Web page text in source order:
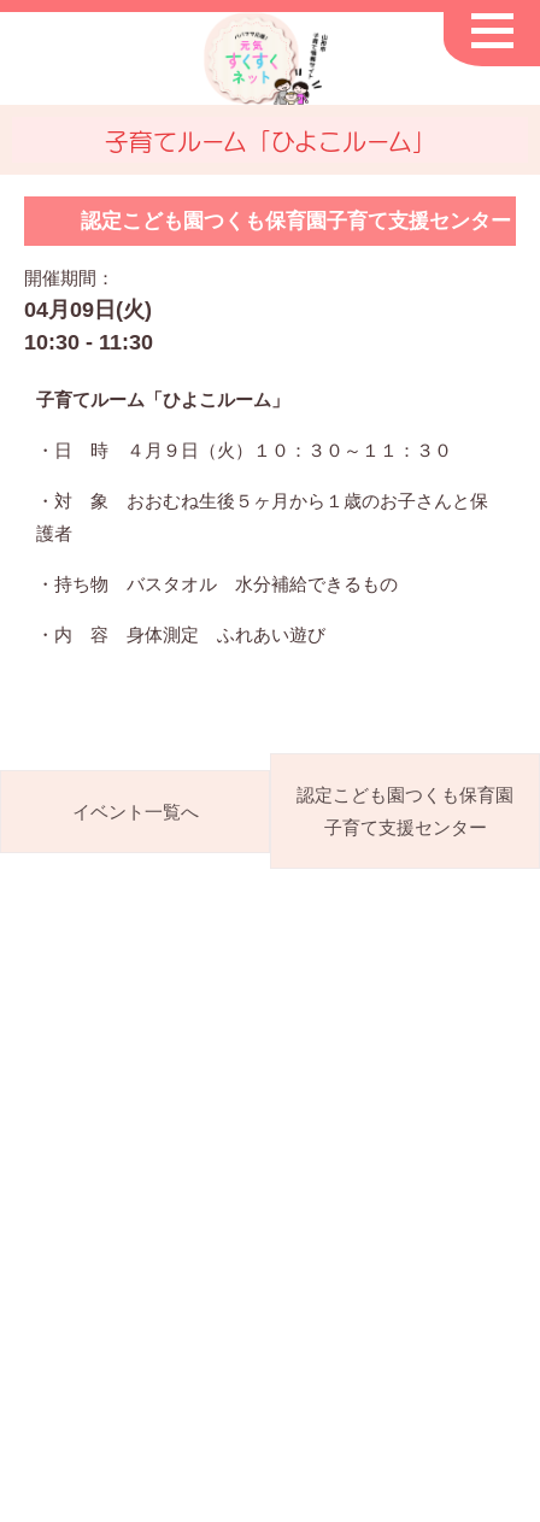
子育てルーム「ひよこルーム」
認定こども園つくも保育園子育て支援センター
開催期間：
04月09日(火)
10:30 - 11:30
子育てルーム「ひよこルーム」
・日 時 ４月９日（火）１０：３０～１１：３０
・対 象 おおむね生後５ヶ月から１歳のお子さんと保
護者
・持ち物 バスタオル 水分補給できるもの
・内 容 身体測定 ふれあい遊び
イベント一覧へ
認定こども園つくも保育園
子育て支援センター